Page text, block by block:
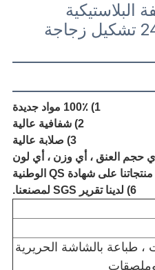
البلاستيكية
الشفافة 24 مم 24/410 تشكيل زجاجة
1) 100٪ مواد جديدة
2) شفافية عالية
3) صلابة عالية
6) لدينا تقرير SGS لمصنعنا.
طباعة بالشاشة الحريرية